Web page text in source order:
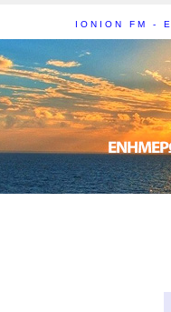
IONION FM -